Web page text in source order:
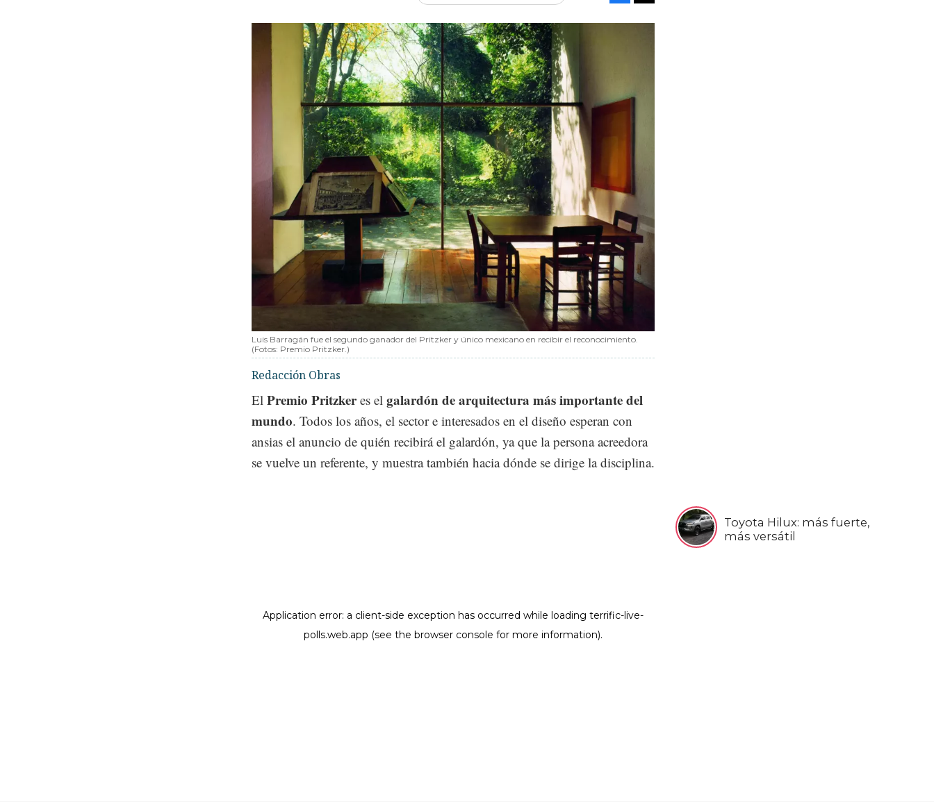
Toyota Hilux: más fuerte,
más versátil
Luis Barragán fue el segundo ganador del Pritzker y único mexicano en recibir el reconocimiento.
(Fotos: Premio Pritzker.)
Redacción Obras
El Premio Pritzkeres el galardón de arquitectura más importante del
mundo. Todos los años, el sector e interesados en el diseño esperan con
ansias el anuncio de quién recibirá el galardón, ya que la persona acreedora
se vuelve un referente, y muestra también hacia dónde se dirige la disciplina.